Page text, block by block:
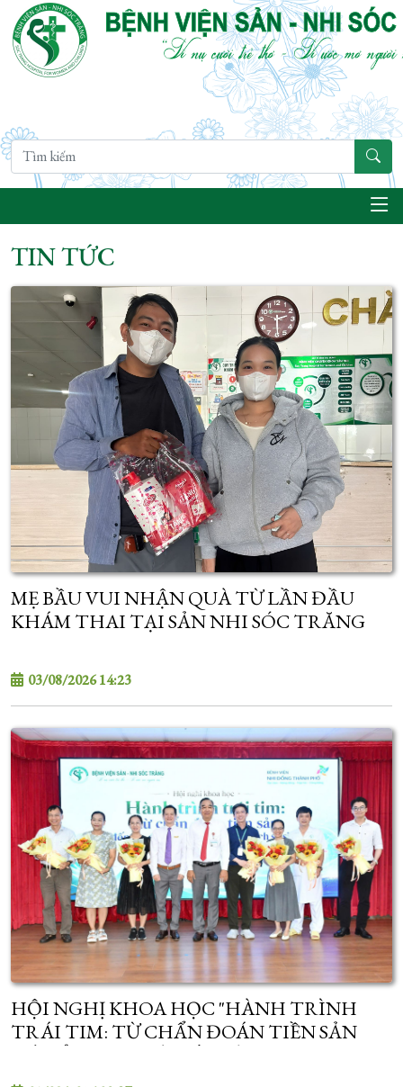
TIN TỨC
MẸ BẦU VUI NHẬN QUÀ TỪ LẦN ĐẦU
KHÁM THAI TẠI SẢN NHI SÓC TRĂNG
03/08/2026 14:23
HỘI NGHỊ KHOA HỌC "HÀNH TRÌNH
TRÁI TIM: TỪ CHẨN ĐOÁN TIỀN SẢN
SINH"